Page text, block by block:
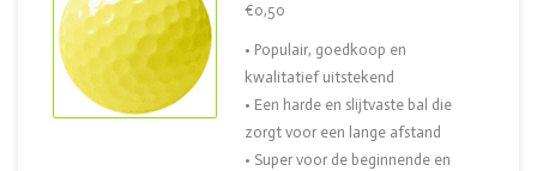
€0,50
• Populair, goedkoop en
kwalitatief uitstekend
• Een harde en slijtvaste bal die
zorgt voor een lange afstand
• Super voor de beginnende en